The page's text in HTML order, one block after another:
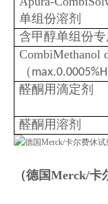
单组份溶剂
含甲醇单组份专
CombiMethanol
（
醛酮用滴定剂
醛酮用溶剂
（德国Merck/卡